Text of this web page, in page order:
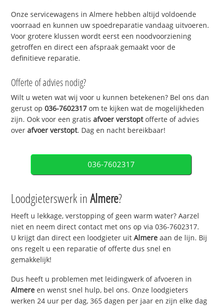
Onze servicewagens in Almere hebben altijd voldoende
voorraad en kunnen uw spoedreparatie vandaag uitvoeren.
Voor grotere klussen wordt eerst een noodvoorziening
getroffen en direct een afspraak gemaakt voor de
definitieve reparatie.
Offerte of advies nodig?
Wilt u weten wat wij voor u kunnen betekenen? Bel ons dan
gerust op036-7602317 om te kijken wat de mogelijkheden
zijn. Ook voor een gratisafvoer verstoptofferte of advies
overafvoer verstopt. Dag en nacht bereikbaar!
036-7602317
Loodgieterswerk inAlmere?
Heeft u lekkage, verstopping of geen warm water? Aarzel
niet en neem direct contact met ons op via 036-7602317.
U krijgt dan direct een loodgieter uitAlmere aan de lijn. Bij
ons regelt u een reparatie of offerte dus snel en
gemakkelijk!
Dus heeft u problemen met leidingwerk of afvoeren in
Almere en wenst snel hulp, bel ons. Onze loodgieters
werken 24 uur per dag, 365 dagen per jaar en zijn elke dag